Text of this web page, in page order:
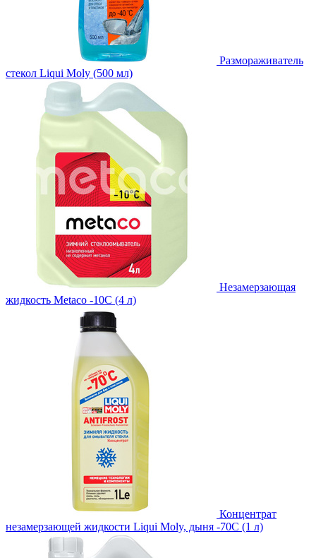
Размораживатель
стекол Liqui Moly (500 мл)
Незамерзающая
жидкость Metaco -10C (4 л)
Концентрат
незамерзающей жидкости Liqui Moly, дыня -70С (1 л)